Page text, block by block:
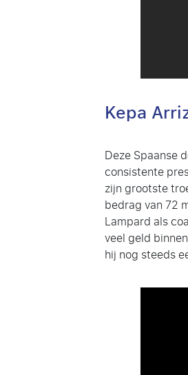
Kepa
Deze Spaanse
consistente
zijn grootste
bedrag van 72
Lampard als
veel geld
hij nog steeds